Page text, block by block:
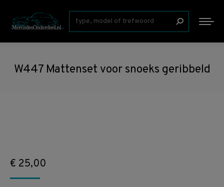
Zoeken:
W447 Mattenset voor snoeks geribbeld
€ 25,00